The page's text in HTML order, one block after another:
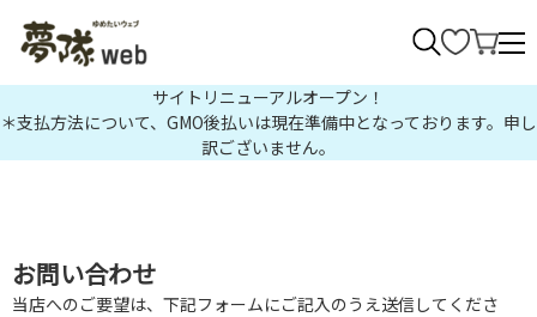
サイトリニューアルオープン！
＊支払方法について、GMO後払いは現在準備中となっております。申し
訳ございません。
お問い合わせ
当店へのご要望は、下記フォームにご記入のうえ送信してくださ